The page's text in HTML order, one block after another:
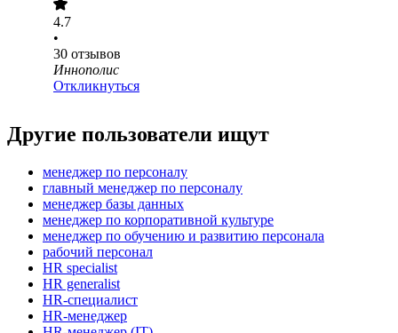
4.7
•
30 отзывов
Иннополис
Откликнуться
Другие пользователи ищут
менеджер по персоналу
главный менеджер по персоналу
менеджер базы данных
менеджер по корпоративной культуре
менеджер по обучению и развитию персонала
рабочий персонал
HR specialist
HR generalist
HR-специалист
HR-менеджер